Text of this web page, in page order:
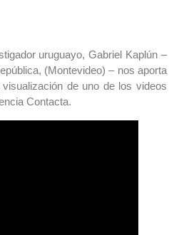
uruguayo, Gabriel Kaplún –
(Montevideo) – nos aporta
de uno de los videos
Contacta.